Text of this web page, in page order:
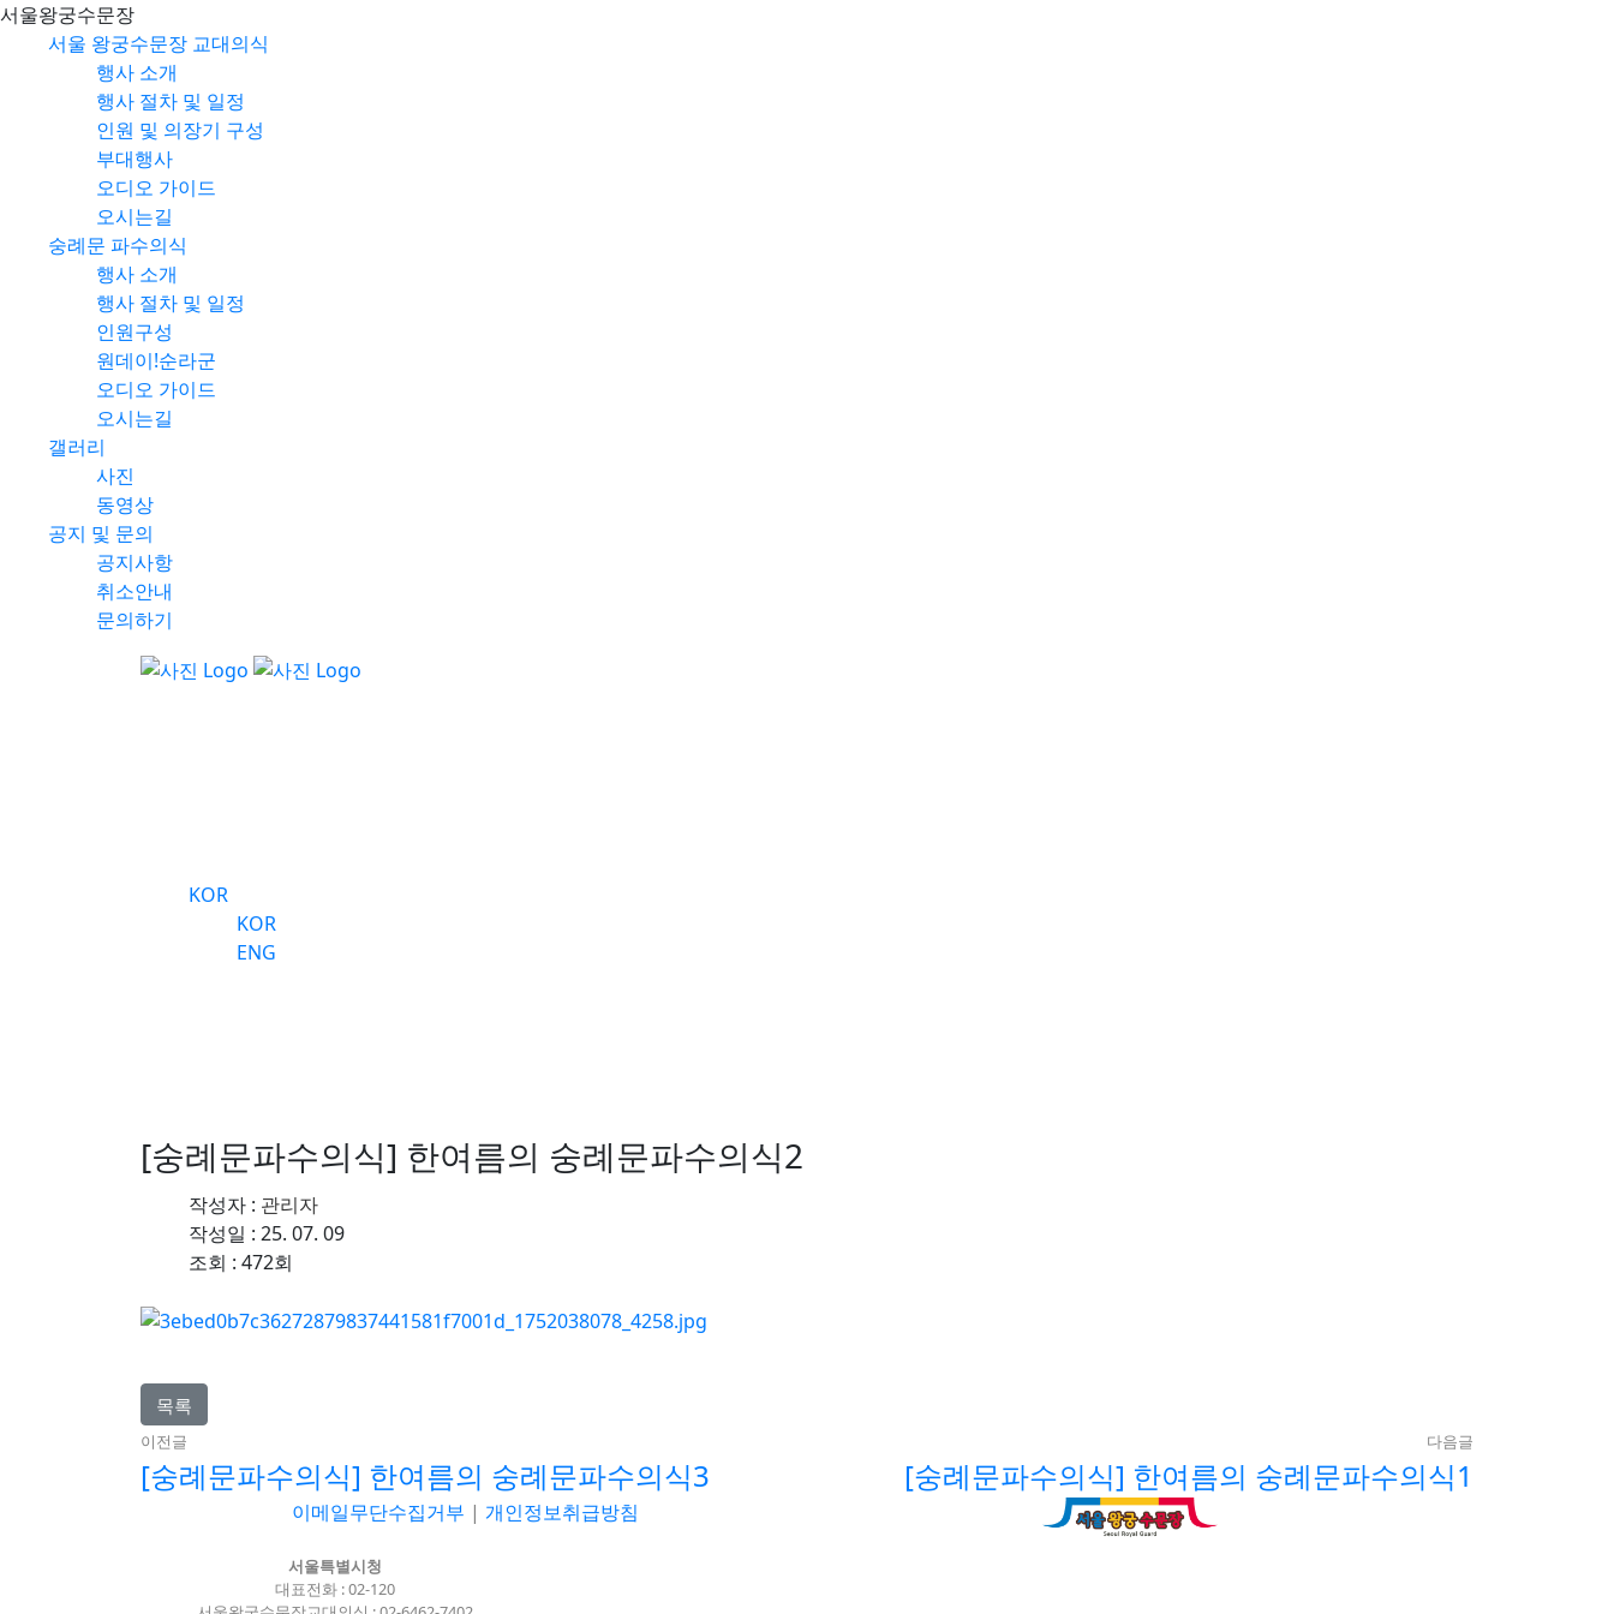
서울왕궁수문장
서울 왕궁수문장 교대의식
행사 소개
행사 절차 및 일정
인원 및 의장기 구성
부대행사
오디오 가이드
오시는길
숭례문 파수의식
행사 소개
행사 절차 및 일정
인원구성
원데이!순라군
오디오 가이드
오시는길
갤러리
사진
동영상
공지 및 문의
공지사항
취소안내
문의하기
KOR
KOR
ENG
[숭례문파수의식] 한여름의 숭례문파수의식2
작성자 : 관리자
작성일 : 25. 07. 09
조회 : 472회
목록
이전글
[숭례문파수의식] 한여름의 숭례문파수의식3
다음글
[숭례문파수의식] 한여름의 숭례문파수의식1
이메일무단수집거부 | 개인정보취급방침
서울특별시청
대표전화 : 02-120